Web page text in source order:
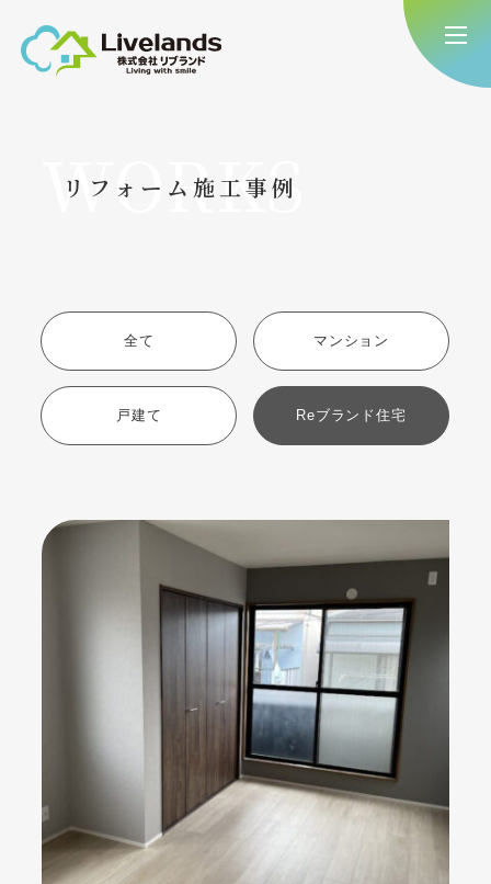
WORKS
リフォーム施工事例
全て マンション
戸建て Reブランド住宅